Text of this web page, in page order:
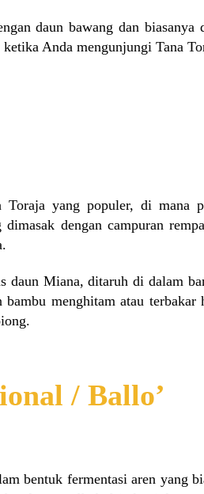
daun bawang dan
Anda mengunjungi Tana
Toraja yang populer, di mana
dengan campuran
daun Miana, ditaruh di dalam
menghitam atau
/ Ballo’
bentuk fermentasi aren yang